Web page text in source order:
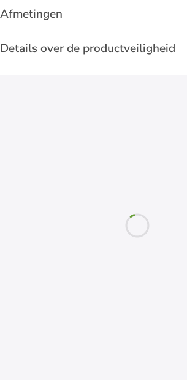
Afmetingen
Details over de productveiligheid